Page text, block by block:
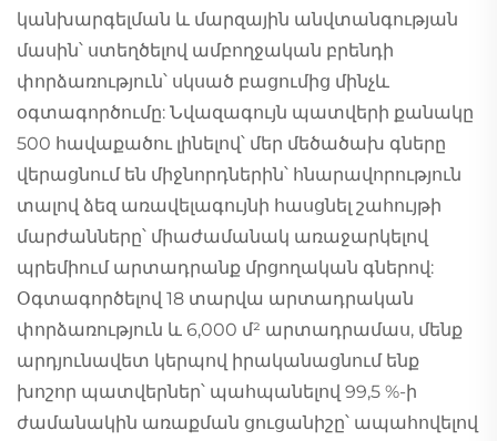
կանխարգելման և մարզային անվտանգության
մասին՝ ստեղծելով ամբողջական բրենդի
փորձառություն՝ սկսած բացումից մինչև
օգտագործումը: Նվազագույն պատվերի քանակը
500 հավաքածու լինելով՝ մեր մեծածախ գները
վերացնում են միջնորդներին՝ հնարավորություն
տալով ձեզ առավելագույնի հասցնել շահույթի
մարժանները՝ միաժամանակ առաջարկելով
պրեմիում արտադրանք մրցողական գներով:
Օգտագործելով 18 տարվա արտադրական
փորձառություն և 6,000 մ² արտադրամաս, մենք
արդյունավետ կերպով իրականացնում ենք
խոշոր պատվերներ՝ պահպանելով 99,5 %-ի
ժամանակին առաքման ցուցանիշը՝ ապահովելով